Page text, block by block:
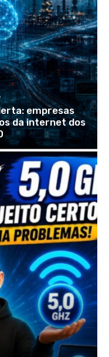
empresas
da internet dos